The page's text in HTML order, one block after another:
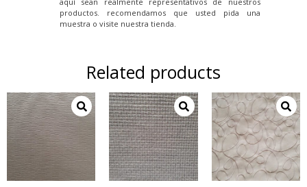
productos. recomendamos que usted pida una
muestra o visite nuestra tienda.
Related products